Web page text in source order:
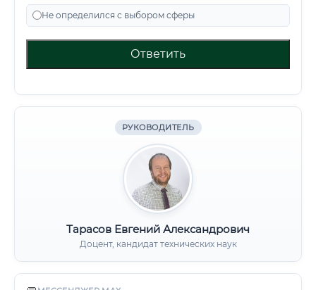
Не определился с выбором сферы
Ответить
РУКОВОДИТЕЛЬ
Тарасов Евгений Александрович
Доцент, кандидат технических наук